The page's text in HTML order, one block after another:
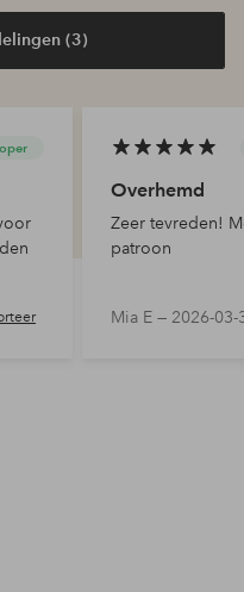
(3)
Overhemd
Zeer tevreden!
patroon
Mia E — 2026-03-